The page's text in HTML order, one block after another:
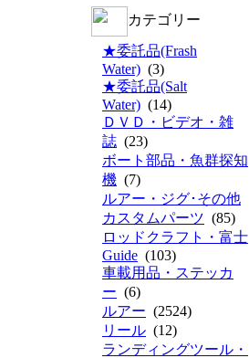
カテゴリー
★委託品(Frash
Water) (3)
★委託品(Salt
Water) (14)
ＤＶＤ・ビデオ・雑
誌 (23)
ボート部品・魚群探知
機 (7)
ルアー・ジグ･その他
カスタムパーツ (85)
ロッドクラフト・富士
Guide (103)
車載用品・ステッカ
ー (6)
ルアー (2524)
リール (12)
ランディングツール・